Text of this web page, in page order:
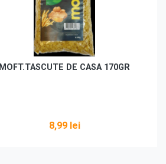
MOFT.TASCUTE DE CASA 170GR
8,99 lei